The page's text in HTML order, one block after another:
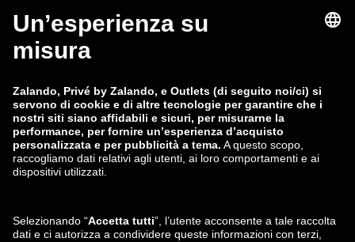
zalando-lounge.be
zalando-lounge.fi
zalando-prive.es zalando-lounge.cz
zalando-lounge.lt zalando-lounge.sk
zalando-lounge.si zalando-lounge.hu